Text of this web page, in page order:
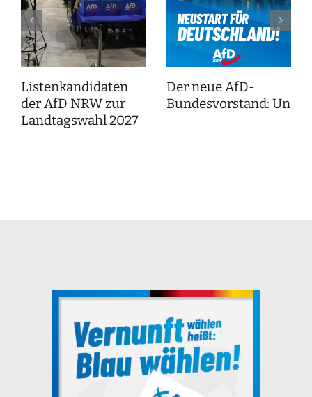
Listenkandidaten
der AfD NRW zur
Landtagswahl 2027
Der neue AfD-
Bundesvorstand: